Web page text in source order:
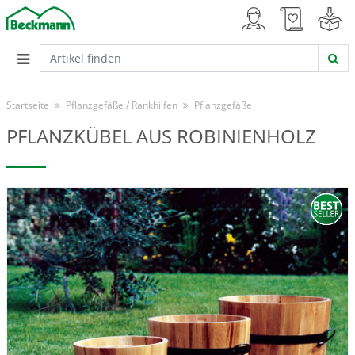
Startseite Pflanzgefäße / Rankhilfen Pflanzgefäße
PFLANZKÜBEL AUS ROBINIENHOLZ